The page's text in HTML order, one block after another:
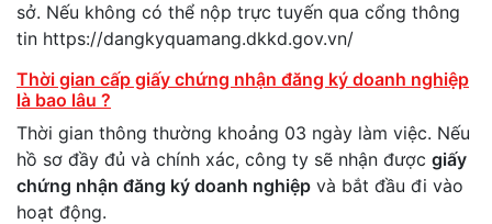
sở. Nếu không có thể nộp trực tuyến qua cổng thông
tin https://dangkyquamang.dkkd.gov.vn/
Thời gian cấp giấy chứng nhận đăng ký doanh nghiệp
là bao lâu ?
Thời gian thông thường khoảng 03 ngày làm việc. Nếu
hồ sơ đầy đủ và chính xác, công ty sẽ nhận được giấy
chứng nhận đăng ký doanh nghiệp và bắt đầu đi vào
hoạt động.